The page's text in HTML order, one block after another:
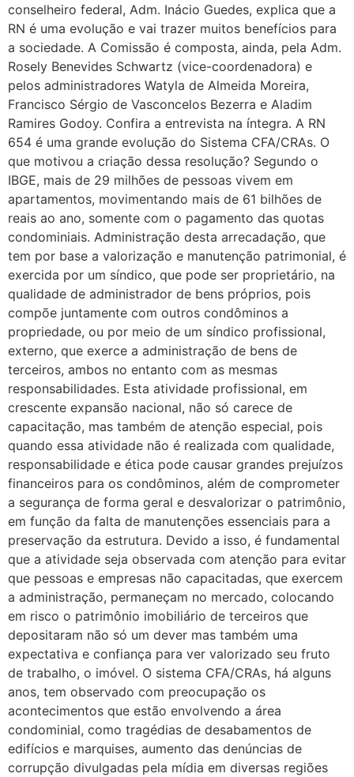
conselheiro federal, Adm. Inácio Guedes, explica que a
RN é uma evolução e vai trazer muitos benefícios para
a sociedade. A Comissão é composta, ainda, pela Adm.
Rosely Benevides Schwartz (vice-coordenadora) e
pelos administradores Watyla de Almeida Moreira,
Francisco Sérgio de Vasconcelos Bezerra e Aladim
Ramires Godoy. Confira a entrevista na íntegra. A RN
654 é uma grande evolução do Sistema CFA/CRAs. O
que motivou a criação dessa resolução? Segundo o
IBGE, mais de 29 milhões de pessoas vivem em
apartamentos, movimentando mais de 61 bilhões de
reais ao ano, somente com o pagamento das quotas
condominiais. Administração desta arrecadação, que
tem por base a valorização e manutenção patrimonial, é
exercida por um síndico, que pode ser proprietário, na
qualidade de administrador de bens próprios, pois
compõe juntamente com outros condôminos a
propriedade, ou por meio de um síndico profissional,
externo, que exerce a administração de bens de
terceiros, ambos no entanto com as mesmas
responsabilidades. Esta atividade profissional, em
crescente expansão nacional, não só carece de
capacitação, mas também de atenção especial, pois
quando essa atividade não é realizada com qualidade,
responsabilidade e ética pode causar grandes prejuízos
financeiros para os condôminos, além de comprometer
a segurança de forma geral e desvalorizar o patrimônio,
em função da falta de manutenções essenciais para a
preservação da estrutura. Devido a isso, é fundamental
que a atividade seja observada com atenção para evitar
que pessoas e empresas não capacitadas, que exercem
a administração, permaneçam no mercado, colocando
em risco o patrimônio imobiliário de terceiros que
depositaram não só um dever mas também uma
expectativa e confiança para ver valorizado seu fruto
de trabalho, o imóvel. O sistema CFA/CRAs, há alguns
anos, tem observado com preocupação os
acontecimentos que estão envolvendo a área
condominial, como tragédias de desabamentos de
edifícios e marquises, aumento das denúncias de
corrupção divulgadas pela mídia em diversas regiões